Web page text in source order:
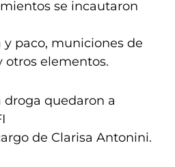
se incautaron
paco, municiones de
otros elementos.
droga quedaron a
de Clarisa Antonini.